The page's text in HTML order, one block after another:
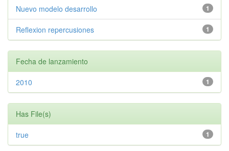
1
Nuevo modelo desarrollo
1
Reflexion repercusiones
Fecha de lanzamiento
1
2010
Has File(s)
1
true